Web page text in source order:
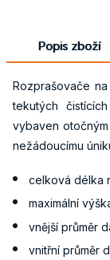
Popis zboží
Rozprašovače
tekutých
vybaven otočným
nežádoucímu
celková délka
maximální
vnější průměr
vnitřní průměr